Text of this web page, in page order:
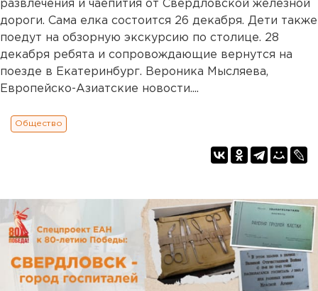
развлечения и чаепития от Свердловской железной
дороги. Сама елка состоится 26 декабря. Дети также
поедут на обзорную экскурсию по столице. 28
декабря ребята и сопровождающие вернутся на
поезде в Екатеринбург. Вероника Мысляева,
Европейско-Азиатские новости....
Общество